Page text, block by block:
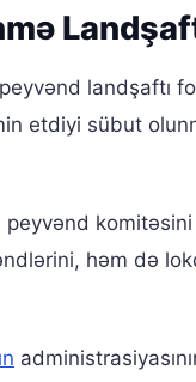
landşaftı
etdiyi sübut
peyvənd komitəsini
həm də